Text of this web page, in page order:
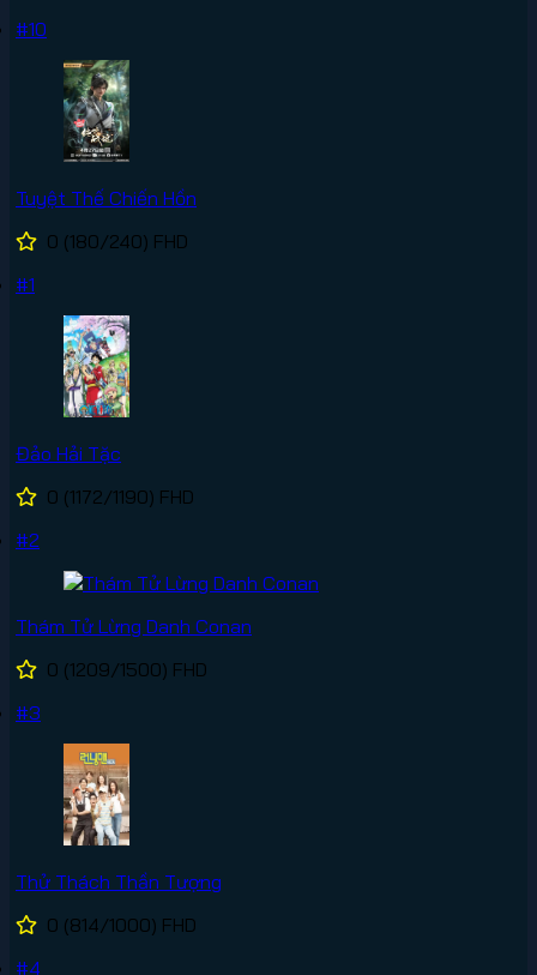
#10
Tuyệt Thế Chiến Hồn
0 (180/240) FHD
#1
Đảo Hải Tặc
0 (1172/1190) FHD
#2
Thám Tử Lừng Danh Conan
0 (1209/1500) FHD
#3
Thử Thách Thần Tượng
0 (814/1000) FHD
#4